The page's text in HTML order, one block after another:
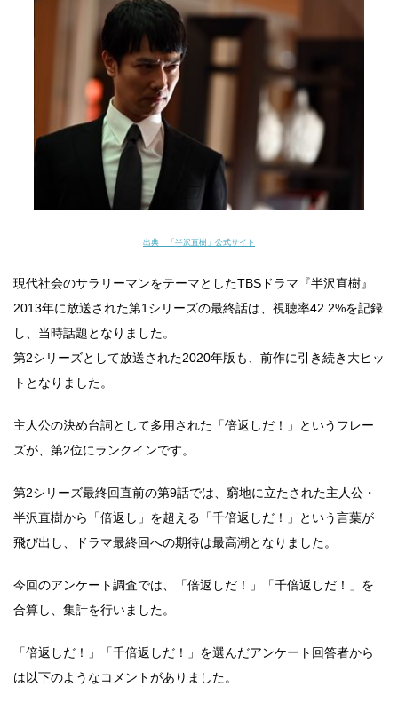
出典：「半沢直樹」公式サイト
現代社会のサラリーマンをテーマとしたTBSドラマ『半沢直樹』
2013年に放送された第1シリーズの最終話は、視聴率42.2%を記録
し、当時話題となりました。
第2シリーズとして放送された2020年版も、前作に引き続き大ヒッ
トとなりました。
主人公の決め台詞として多用された「倍返しだ！」というフレー
ズが、第2位にランクインです。
第2シリーズ最終回直前の第9話では、窮地に立たされた主人公・
半沢直樹から「倍返し」を超える「千倍返しだ！」という言葉が
飛び出し、ドラマ最終回への期待は最高潮となりました。
今回のアンケート調査では、「倍返しだ！」「千倍返しだ！」を
合算し、集計を行いました。
「倍返しだ！」「千倍返しだ！」を選んだアンケート回答者から
は以下のようなコメントがありました。